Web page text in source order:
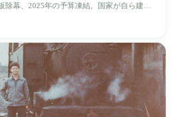
除幕、2025年の予算凍結。国家が自ら建
を記念する博物館です。しかし解厳から39